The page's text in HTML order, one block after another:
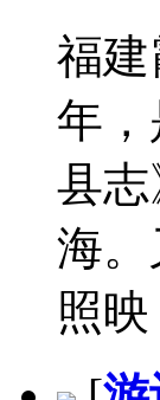
福建
年
县
海
照